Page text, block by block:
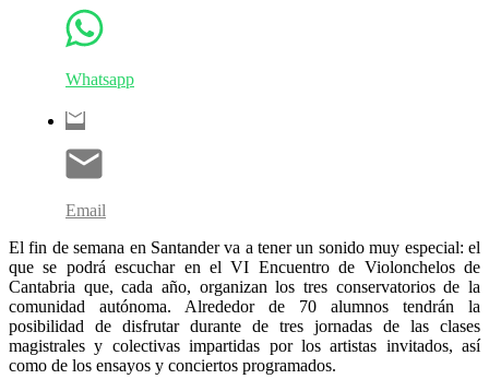
Whatsapp
Email
El fin de semana en Santander va a tener un sonido muy especial: el
que se podrá escuchar en el VI Encuentro de Violonchelos de
Cantabria que, cada año, organizan los tres conservatorios de la
comunidad autónoma. Alrededor de 70 alumnos tendrán la
posibilidad de disfrutar durante de tres jornadas de las clases
magistrales y colectivas impartidas por los artistas invitados, así
como de los ensayos y conciertos programados.